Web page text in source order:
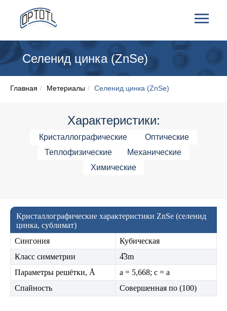
Селенид цинка (ZnSe)
Главная / Метериалы / Селенид цинка (ZnSe)
Характеристики:
Кристаллографические
Оптические
Теплофизические
Механические
Химические
Кристаллографические характеристики ZnSe (селенид
цинка, сублимат)
Сингония
Кубическая
Класс симметрии
4̅3m
Параметры решётки, Å
a = 5,668; c = a
Спайность
Совершенная по (100)